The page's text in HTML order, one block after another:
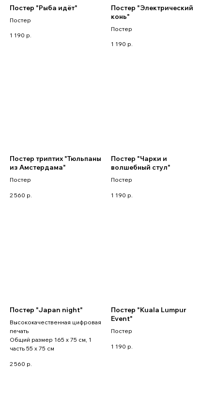
Постер "Рыба идёт"
Постер
1 190 р.
Постер "Электрический
конь"
Постер
1 190 р.
Постер триптих "Тюльпаны
из Амстердама"
Постер
2 560 р.
Постер "Чарки и
волшебный стул"
Постер
1 190 р.
Постер "Japan night"
Высококачественная цифровая
печать
Общий размер 165 x 75 см, 1
часть 55 x 75 см
2 560 р.
Постер "Kuala Lumpur
Event"
Постер
1 190 р.